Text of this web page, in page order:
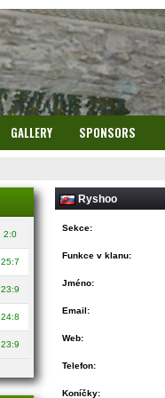
GALLERY SPONSORS
2:0
25:7
23:9
24:8
23:9
Ryshoo
Sekce:
Funkce v klanu:
Jméno:
Email:
Web:
Telefon:
Koníčky: